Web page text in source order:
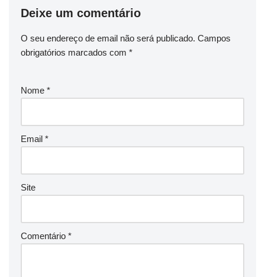
Deixe um comentário
O seu endereço de email não será publicado. Campos
obrigatórios marcados com *
Nome *
Email *
Site
Comentário *